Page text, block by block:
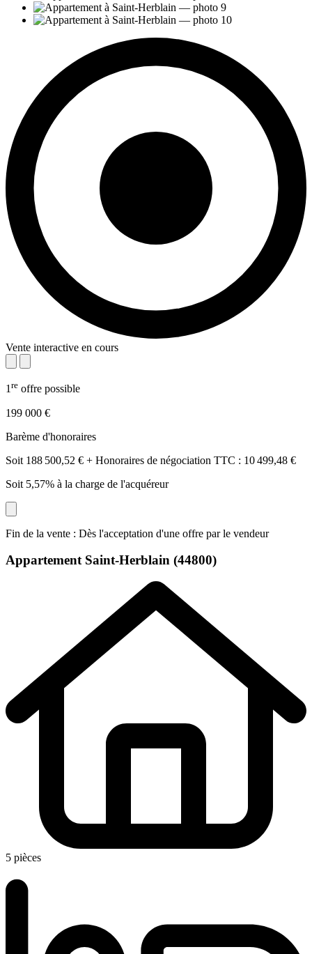
Vente interactive en cours
1re offre possible
199 000 €
Barème d'honoraires
Soit 188 500,52 € + Honoraires de négociation TTC : 10 499,48 €
Soit 5,57% à la charge de l'acquéreur
Fin de la vente : Dès l'acceptation d'une offre par le vendeur
Appartement Saint-Herblain (44800)
5 pièces